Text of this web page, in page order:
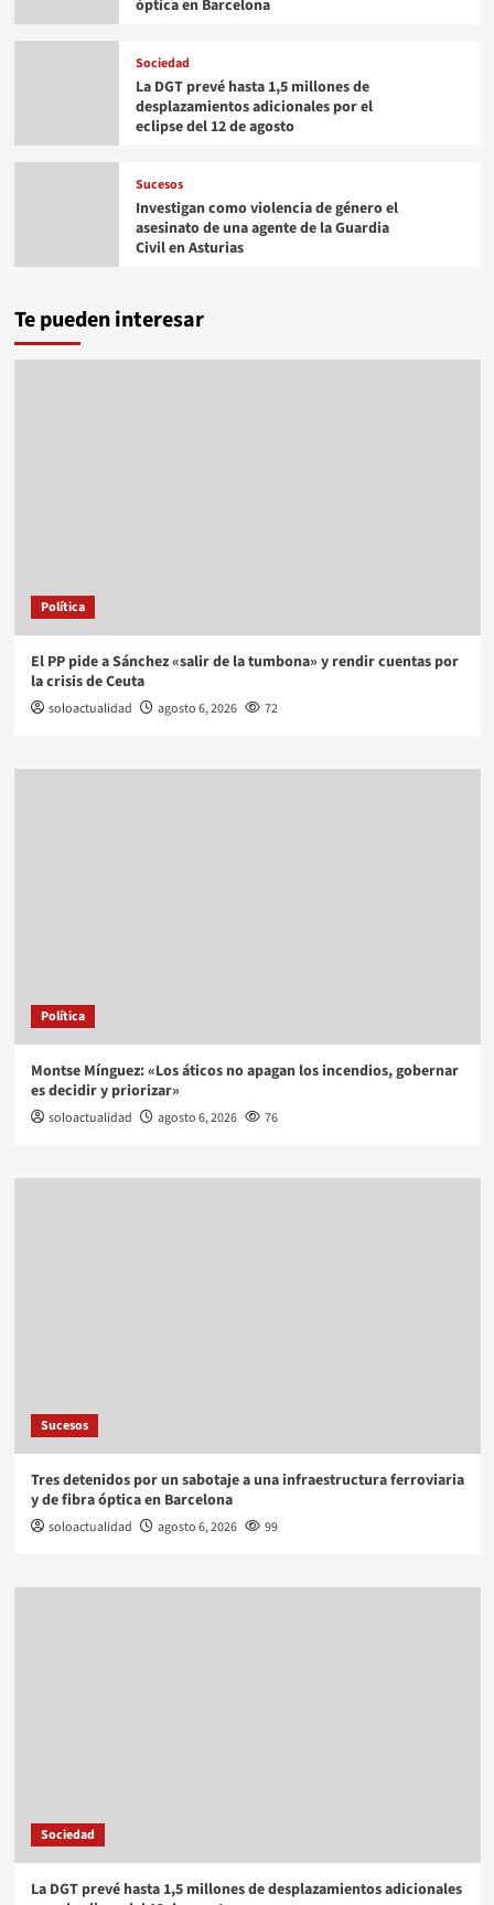
óptica en Barcelona
Sociedad
La DGT prevé hasta 1,5 millones de
desplazamientos adicionales por el
eclipse del 12 de agosto
Sucesos
Investigan como violencia de género el
asesinato de una agente de la Guardia
Civil en Asturias
Te pueden interesar
Política
El PP pide a Sánchez «salir de la tumbona» y rendir cuentas por
la crisis de Ceuta
soloactualidad agosto 6, 2026 72
Política
Montse Mínguez: «Los áticos no apagan los incendios, gobernar
es decidir y priorizar»
soloactualidad agosto 6, 2026 76
Sucesos
Tres detenidos por un sabotaje a una infraestructura ferroviaria
y de fibra óptica en Barcelona
soloactualidad agosto 6, 2026 99
Sociedad
La DGT prevé hasta 1,5 millones de desplazamientos adicionales